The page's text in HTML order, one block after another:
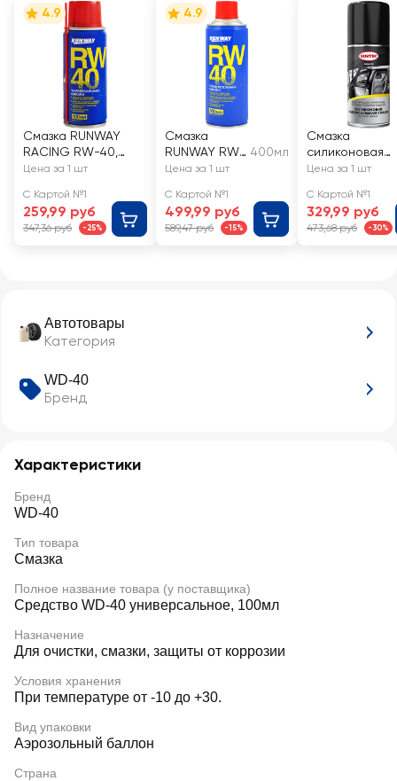
Автотовары
Категория
WD-40
Бренд
Характеристики
Бренд
WD-40
Тип товара
Смазка
Полное название товара (у поставщика)
Средство WD-40 универсальное, 100мл
Назначение
Для очистки, смазки, защиты от коррозии
Условия хранения
При температуре от -10 до +30.
Вид упаковки
Аэрозольный баллон
Страна
4.9
Смазка RUNWAY
RACING RW-40,
универсальная,
Цена за 1 шт
С Картой №1
259,99 руб
347,36 руб -25%
4.9
Смазка
RUNWAY RW-
40,
ая,
проникающи
й спрей
400мл
Цена за 1 шт
С Картой №1
499,99 руб
589,47 руб -15%
Смазка
силиконовая
SINTEC
Grease
универсальна
я
Цена за 1 шт
С Картой №1
329,99 руб
473,68 руб -30%